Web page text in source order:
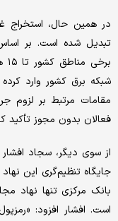
در همین حال، استخراج
تبدیل شده است. بر
شبکه برق کشور وارد
مقامات مرتبط بر لزوم
فعالان بدون مجوز تأکید
از سوی دیگر، سجاد
جایگاه تنظیم‌گری این
بانک مرکزی تنها نهاد
است. افشار افزود: